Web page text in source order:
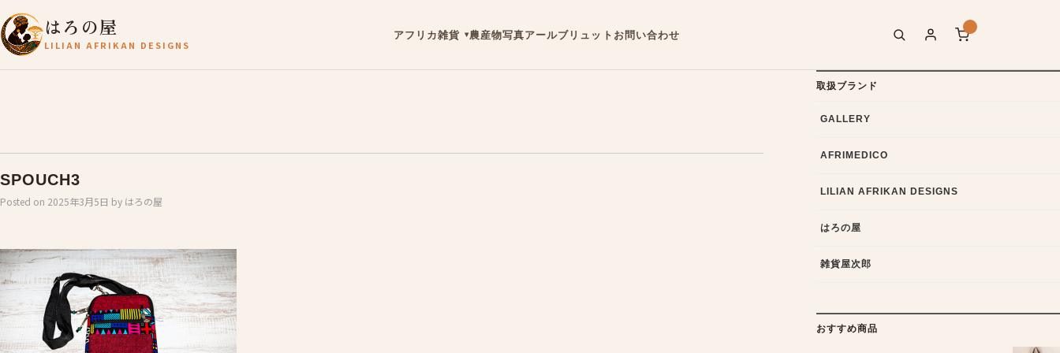
はろの屋
LILIAN AFRIKAN DESIGNS
アフリカ雑貨 農産物写真アールブリュット お問い合わせ
SPOUCH3
Posted on 2025年3月5日 by はろの屋
取扱ブランド
GALLERY
AFRIMEDICO
LILIAN AFRIKAN DESIGNS
はろの屋
雑貨屋次郎
おすすめ商品